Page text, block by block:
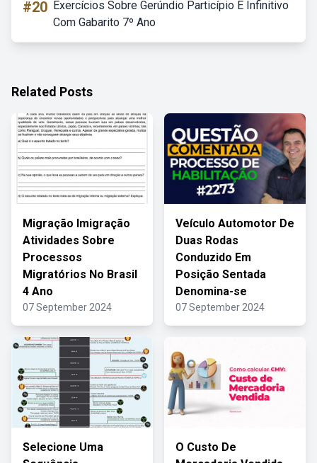
#20 Exercícios Sobre Gerúndio Particípio E Infinitivo
Com Gabarito 7º Ano
Related Posts
Migração Imigração
Atividades Sobre
Processos
Migratórios No Brasil
4 Ano
07 September 2024
Veículo Automotor De
Duas Rodas
Conduzido Em
Posição Sentada
Denomina-se
07 September 2024
Selecione Uma
O Custo De